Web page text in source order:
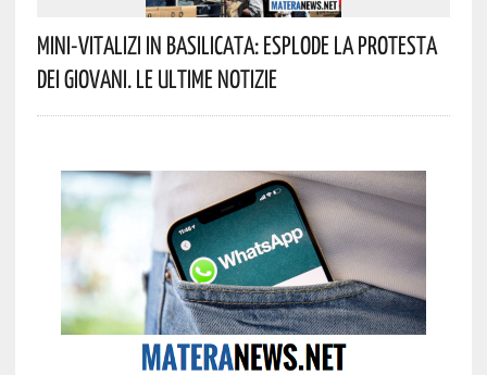
Mini-Vitalizi In Basilicata: Esplode La Protesta
Dei Giovani. Le Ultime Notizie